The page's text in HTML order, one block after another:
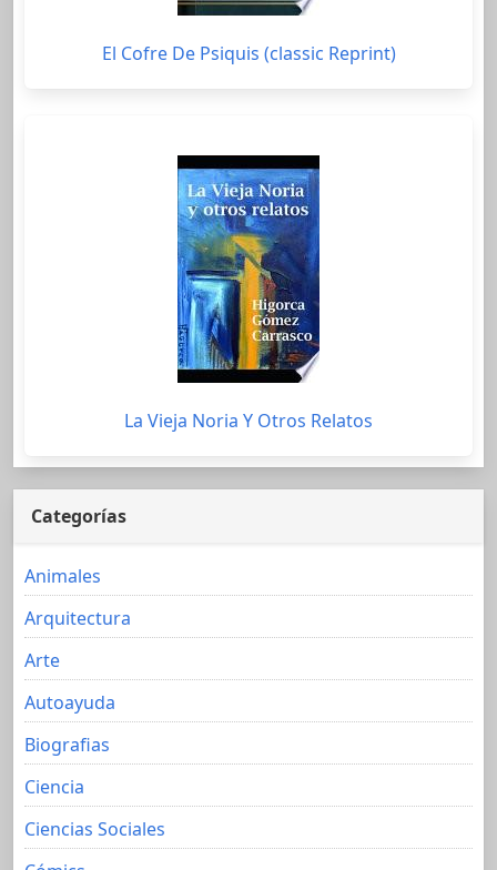
El Cofre De Psiquis (classic Reprint)
La Vieja Noria Y Otros Relatos
Categorías
Animales
Arquitectura
Arte
Autoayuda
Biografias
Ciencia
Ciencias Sociales